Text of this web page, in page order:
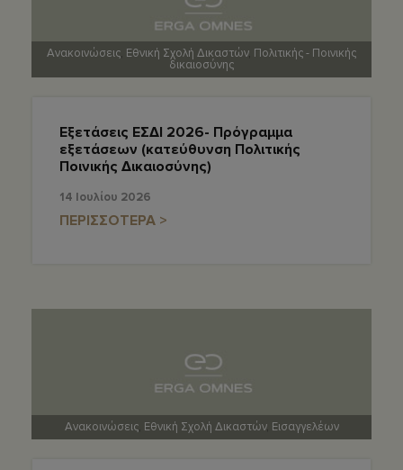
Ανακοινώσεις Εθνική Σχολή Δικαστών, Πολιτικής - Ποινικής
δικαιοσύνης
Εξετάσεις ΕΣΔΙ 2026- Πρόγραμμα
εξετάσεων (κατεύθυνση Πολιτικής
Ποινικής Δικαιοσύνης)
14 Ιουλίου 2026
ΠΕΡΙΣΣΟΤΕΡΑ >
Ανακοινώσεις, Εθνική Σχολή Δικαστών, Εισαγγελέων